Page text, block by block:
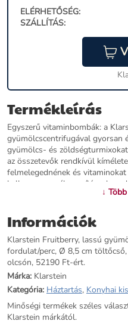
ELÉRHETŐSÉG:
SZÁLLÍTÁS:
Termékleírás
Egyszerű vitaminbombák: a
gyümölcscentrifugával gyorsan
gyümölcs- és
az összetevők rendkívül
felmelegednének és
kellemesen széles nyílással
mivel nagyobb gyümölcs- és
vitaminokban gazdag
gyümölcsmaradványok vagy
További információk>>
↓
Információk
Klarstein Fruitberry, lassú
fordulat/perc, Ø 8,5 cm
olcsón, 52190 Ft-ért.
Márka: Klarstein
Kategória: Háztartás, Konyhai
Minőségi termékek széles
Klarstein márkától.